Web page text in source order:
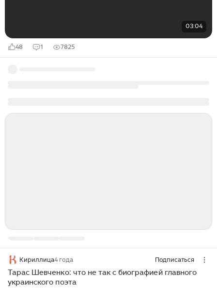
03:04
48 1 7825
Кириллица4 года Подписаться
Тарас Шевченко: что не так с биографией главного
украинского поэта